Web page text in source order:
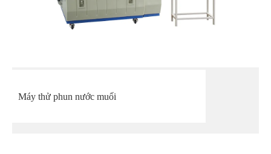
Máy thử phun nước muối